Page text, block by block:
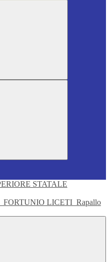
FORTUNIO LICETI Rapallo